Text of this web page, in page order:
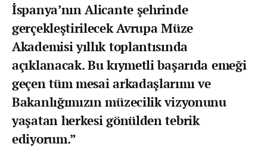
İspanya’nın Alicante şehrinde
gerçekleştirilecek Avrupa Müze
Akademisi yıllık toplantısında
açıklanacak. Bu kıymetli başarıda emeği
geçen tüm mesai arkadaşlarımı ve
Bakanlığımızın müzecilik vizyonunu
yaşatan herkesi gönülden tebrik
ediyorum.”